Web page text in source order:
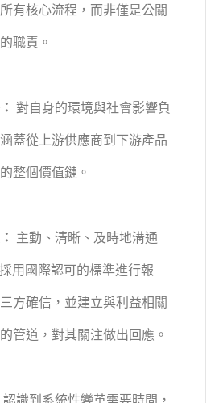
有核心流程，而非僅是公關
職責。
對自身的環境與社會影響負
蓋從上游供應商到下游產品
整個價值鏈。
主動、清晰、及時地溝通
用國際認可的標準進行報
方確信，並建立與利益相關
管道，對其關注做出回應。